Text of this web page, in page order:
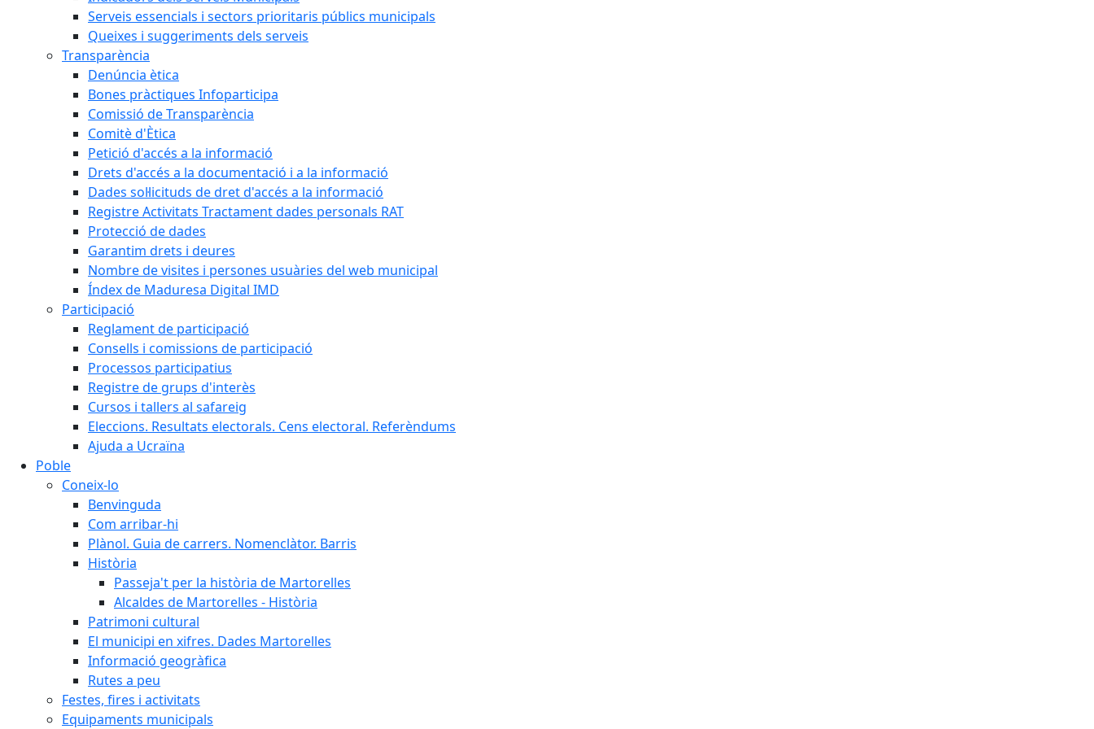
Serveis essencials i sectors prioritaris públics municipals
Queixes i suggeriments dels serveis
Transparència
Denúncia ètica
Bones pràctiques Infoparticipa
Comissió de Transparència
Comitè d'Ètica
Petició d'accés a la informació
Drets d'accés a la documentació i a la informació
Dades sol·licituds de dret d'accés a la informació
Registre Activitats Tractament dades personals RAT
Protecció de dades
Garantim drets i deures
Nombre de visites i persones usuàries del web municipal
Índex de Maduresa Digital IMD
Participació
Reglament de participació
Consells i comissions de participació
Processos participatius
Registre de grups d'interès
Cursos i tallers al safareig
Eleccions. Resultats electorals. Cens electoral. Referèndums
Ajuda a Ucraïna
Poble
Coneix-lo
Benvinguda
Com arribar-hi
Plànol. Guia de carrers. Nomenclàtor. Barris
Història
Passeja't per la història de Martorelles
Alcaldes de Martorelles - Història
Patrimoni cultural
El municipi en xifres. Dades Martorelles
Informació geogràfica
Rutes a peu
Festes, fires i activitats
Equipaments municipals